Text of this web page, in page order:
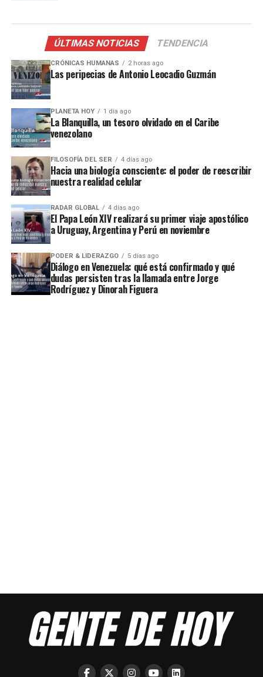
ÚLTIMAS NOTICIAS TENDENCIA
CRÓNICAS HUMANAS 2 horas ago
Las peripecias de Antonio Leocadio Guzmán
PLANETA HOY 1 día ago
La Blanquilla, un tesoro olvidado en el Caribe
venezolano
FILOSOFÍA DEL SER 4 días ago
Hacia una biología consciente: el poder de reescribir
nuestra realidad celular
RADAR GLOBAL 4 días ago
El Papa León XIV realizará su primer viaje apostólico
a Uruguay, Argentina y Perú en noviembre
PODER & LIDERAZGO 5 días ago
Diálogo en Venezuela: qué está confirmado y qué
dudas persisten tras la llamada entre Jorge
Rodríguez y Dinorah Figuera